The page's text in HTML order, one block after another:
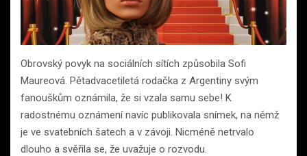
Obrovský povyk na sociálních sítích způsobila Sofi
Maureová. Pětadvacetiletá rodačka z Argentiny svým
fanouškům oznámila, že si vzala samu sebe! K
radostnému oznámení navíc publikovala snímek, na němž
je ve svatebních šatech a v závoji. Nicméně netrvalo
dlouho a svěřila se, že uvažuje o rozvodu.